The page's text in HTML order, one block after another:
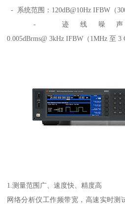
- 系统范围：120dB@10Hz IFBW（
- 迹线噪声
0.005dBrms@ 3kHz IFBW（1MHz 至 3
1.测量范围广、速度快、精度高
网络分析仪工作频带宽，高速实时测